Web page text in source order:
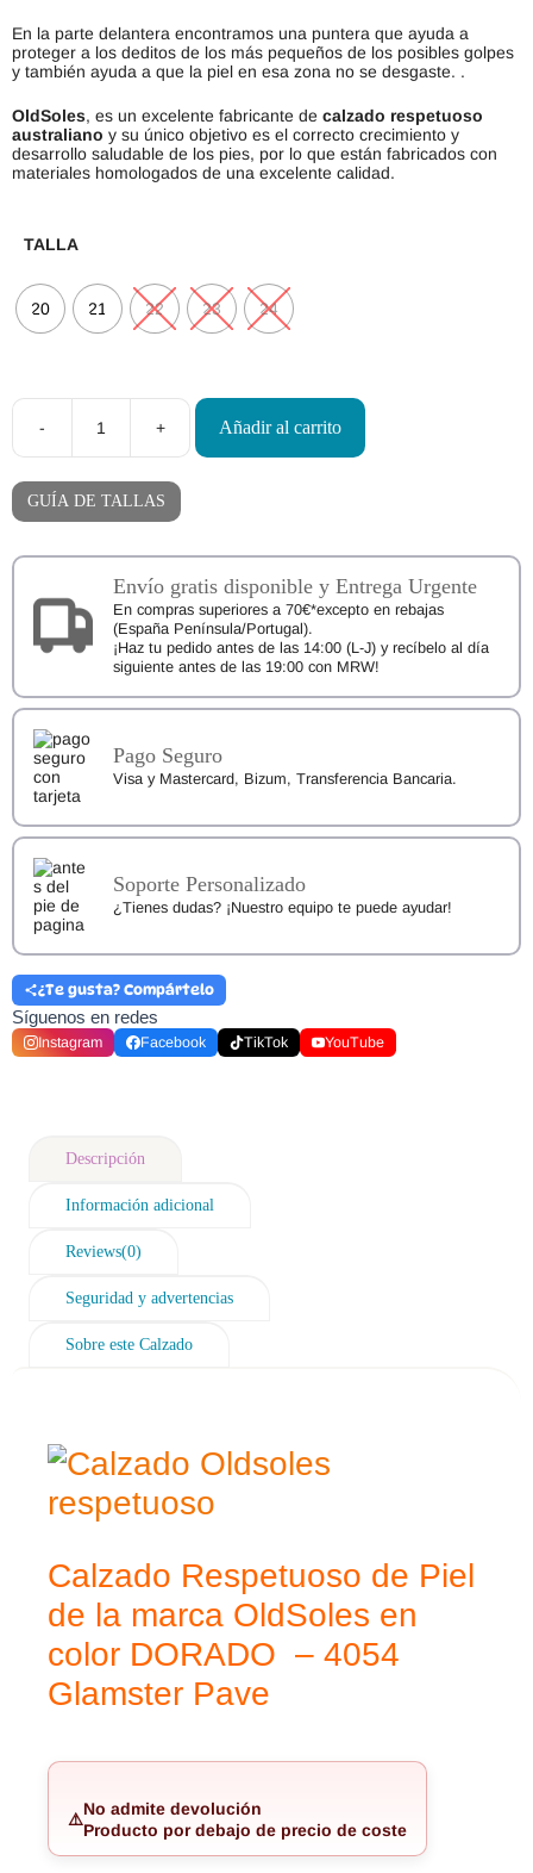
En la parte delantera encontramos una puntera que ayuda a
proteger a los deditos de los más pequeños de los posibles golpes
y también ayuda a que la piel en esa zona no se desgaste. .
OldSoles, es un excelente fabricante de calzado respetuoso
australiano y su único objetivo es el correcto crecimiento y
desarrollo saludable de los pies, por lo que están fabricados con
materiales homologados de una excelente calidad.
TALLA
20 21 22 23 24
-
Calzado
Respetuoso
+ Añadir al carrito
GUÍA DE TALLAS
Envío gratis disponible y Entrega Urgente
En compras superiores a 70€*excepto en rebajas
(España Península/Portugal).
¡Haz tu pedido antes de las 14:00 (L-J) y recíbelo al día
siguiente antes de las 19:00 con MRW!
Pago Seguro
Visa y Mastercard, Bizum, Transferencia Bancaria.
Soporte Personalizado
¿Tienes dudas? ¡Nuestro equipo te puede ayudar!
¿Te gusta? Compártelo
Síguenos en redes
Instagram Facebook TikTok YouTube
Descripción
Información adicional
Reviews(0)
Seguridad y advertencias
Sobre este Calzado
Calzado Respetuoso de Piel
de la marca OldSoles en
color DORADO – 4054
Glamster Pave
⚠️
No admite devolución
Producto por debajo de precio de coste